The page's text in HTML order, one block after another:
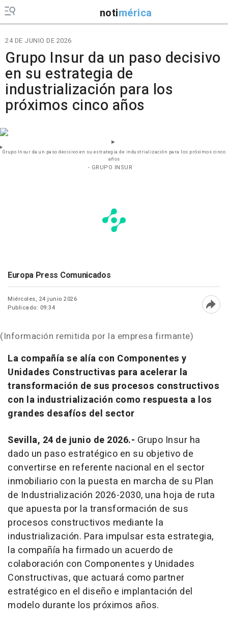
notimérica
24 DE JUNIO DE 2026
Grupo Insur da un paso decisivo
en su estrategia de
industrialización para los
próximos cinco años
Grupo Insur da un paso decisivo en su estrategia de industrialización para los próximos cinco
años
- GRUPO INSUR
Europa Press Comunicados
Miércoles, 24 junio 2026
Publicado: 09:34
(Información remitida por la empresa firmante)
La compañía se alía con Componentes y
Unidades Constructivas para acelerar la
transformación de sus procesos constructivos
con la industrialización como respuesta a los
grandes desafíos del sector
Sevilla, 24 de junio de 2026.- Grupo Insur ha
dado un paso estratégico en su objetivo de
convertirse en referente nacional en el sector
inmobiliario con la puesta en marcha de su Plan
de Industrialización 2026-2030, una hoja de ruta
que apuesta por la transformación de sus
procesos constructivos mediante la
industrialización. Para impulsar esta estrategia,
la compañía ha firmado un acuerdo de
colaboración con Componentes y Unidades
Constructivas, que actuará como partner
estratégico en el diseño e implantación del
modelo durante los próximos años.